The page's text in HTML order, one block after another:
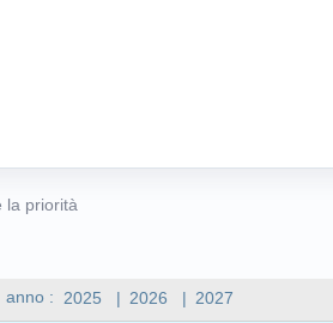
anno : 2025 | 2026 | 2027
la priorità